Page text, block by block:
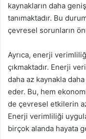
kaynakların daha
tanımaktadır. Bu
çevresel sorunların
Ayrıca, enerji
çıkmaktadır. Enerji
daha az kaynakla
eder. Bu, hem
de çevresel etkilerin
Enerji verimliliği
birçok alanda hayata